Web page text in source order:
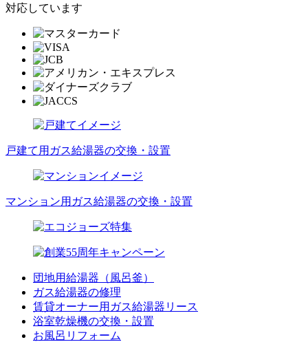
対応しています
戸建て用ガス給湯器の交換・設置
マンション用ガス給湯器の交換・設置
団地用給湯器（風呂釜）
ガス給湯器の修理
賃貸オーナー用ガス給湯器リース
浴室乾燥機の交換・設置
お風呂リフォーム